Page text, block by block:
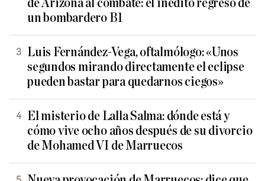
de Arizona al combate: el inédito regreso de
un bombardero B1
Luis Fernández-Vega, oftalmólogo: «Unos
segundos mirando directamente el eclipse
pueden bastar para quedarnos ciegos»
El misterio de Lalla Salma: dónde está y
cómo vive ocho años después de su divorcio
de Mohamed VI de Marruecos